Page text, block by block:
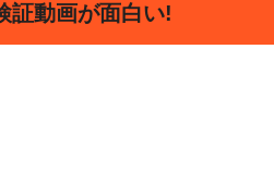
証動画が面白い!